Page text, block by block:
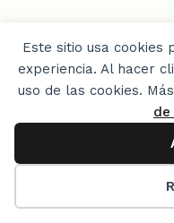
Este sitio usa cookies
experiencia. Al hacer
uso de las cookies.
de